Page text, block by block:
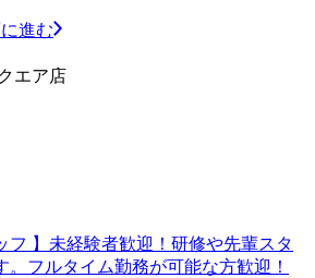
進む
エア店
フ 】未経験者歓迎！研修や先輩スタ
。フルタイム勤務が可能な方歓迎！